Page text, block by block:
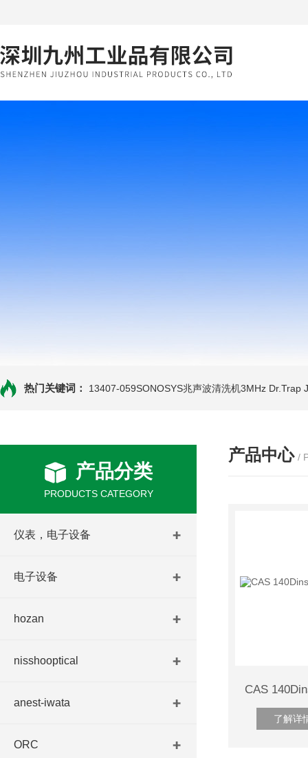
热门关键词： 13407-059SONOSYS兆声波清洗机3MHz Dr.Trap
产品分类
PRODUCTS CATEGORY
仪表，电子设备
电子设备
hozan
nisshooptical
anest-iwata
ORC
产品中心 /
了解详